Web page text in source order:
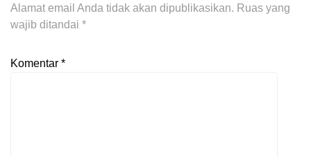
Alamat email Anda tidak akan dipublikasikan. Ruas yang
wajib ditandai *
Komentar *